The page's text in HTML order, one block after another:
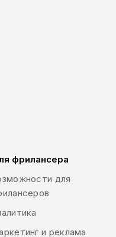
фрилансера
для
и реклама